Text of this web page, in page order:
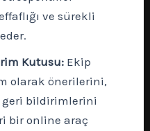
ve sürekli
Kutusu: Ekip
olarak önerilerini,
bildirimlerini
bir online araç